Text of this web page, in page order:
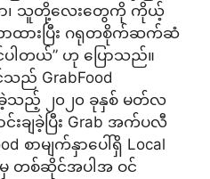
ခဲ့တာ၊ သူတို့လေးတွေကို ကိုယ့်
ထားပြီး ဂရုတစိုက်ဆက်ဆံ
ပါတယ်” ဟု ပြောသည်။
ည် GrabFood
ခဲ့သည့် ၂၀၂၀ ခုနှစ် မတ်လ
ချခဲ့ပြီး Grab အက်ပလီ
စာမျက်နှာပေါ်ရှိ Local
မှ တစ်ဆိုင်အပါအ ဝင်